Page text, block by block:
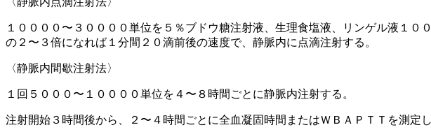
１００００〜３００００単位を５％ブドウ糖注射液、生理食塩液、リンゲル液１
の２〜３倍になれば１分間２０滴前後の速度で、静脈内に点滴注射する。
〈静脈内間歇注射法〉
１回５０００〜１００００単位を４〜８時間ごとに静脈内注射する。
注射開始３時間後から、２〜４時間ごとに全血凝固時間またはＷＢＡＰＴＴを測定